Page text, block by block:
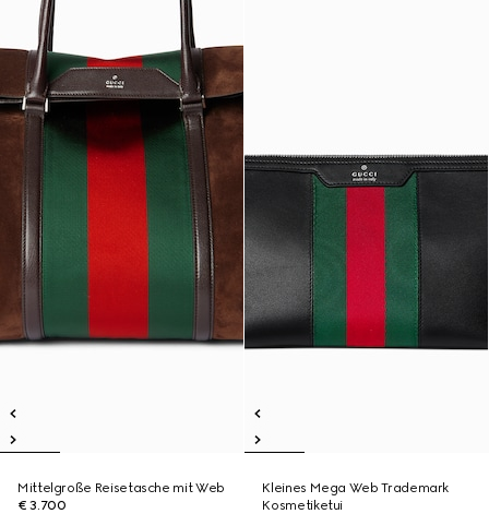
Mittelgroße Reisetasche mit Web
€ 3.700
Kleines Mega Web Trademark
Kosmetiketui